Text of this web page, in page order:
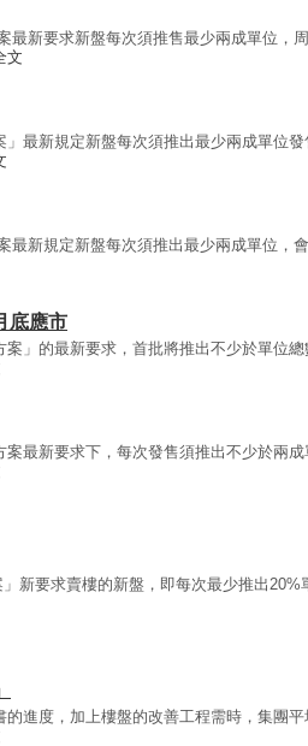
最新要求新盤每次須推售最少兩成單位，
文
」最新規定新盤每次須推出最少兩成單位發
最新規定新盤每次須推出最少兩成單位，
底應市
案」的最新要求，首批將推出不少於單位總
案最新要求下，每次發售須推出不少於兩
」新要求賣樓的新盤，即每次最少推出20%
的進度，加上樓盤的改善工程需時，集團